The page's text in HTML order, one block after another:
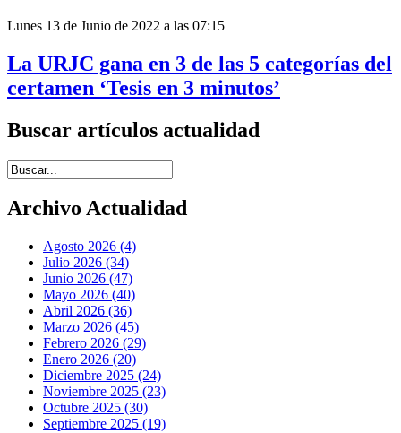
Lunes 13 de Junio de 2022 a las 07:15
La URJC gana en 3 de las 5 categorías del
certamen ‘Tesis en 3 minutos’
Buscar artículos actualidad
Introduce términos de búsqueda
Archivo Actualidad
Agosto 2026 (4)
Julio 2026 (34)
Junio 2026 (47)
Mayo 2026 (40)
Abril 2026 (36)
Marzo 2026 (45)
Febrero 2026 (29)
Enero 2026 (20)
Diciembre 2025 (24)
Noviembre 2025 (23)
Octubre 2025 (30)
Septiembre 2025 (19)